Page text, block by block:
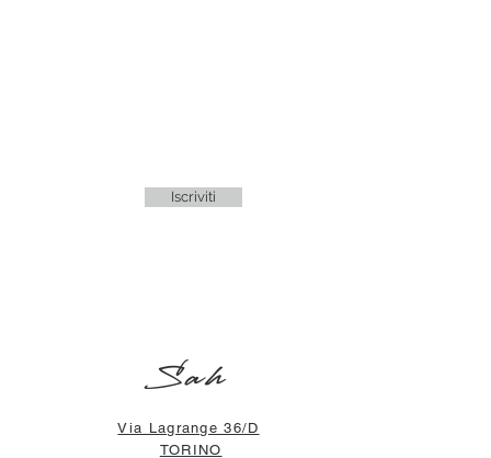
Iscriviti
Sah
Via Lagrange 36/D
TORINO